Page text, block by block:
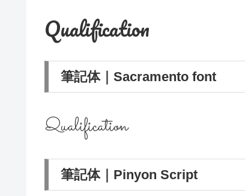
Qualification
筆記体｜Sacramento font
Qualification
筆記体｜Pinyon Script